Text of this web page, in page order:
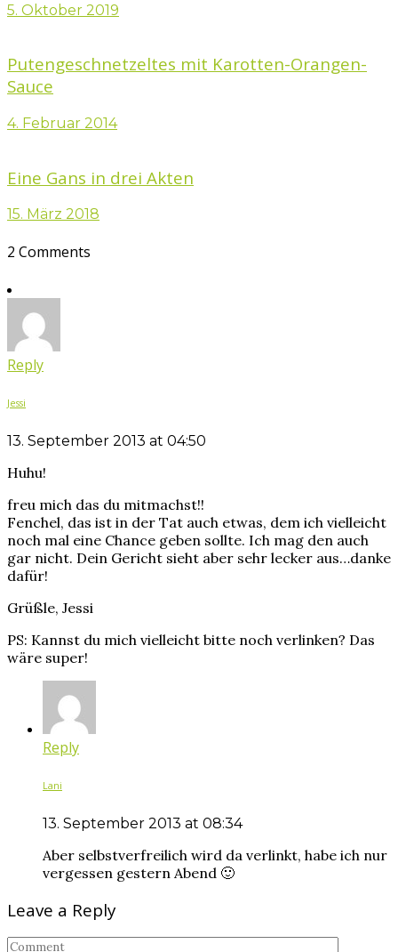
5. Oktober 2019
Putengeschnetzeltes mit Karotten-Orangen-
Sauce
4. Februar 2014
Eine Gans in drei Akten
15. März 2018
2 Comments
Reply
Jessi
13. September 2013 at 04:50
Huhu!
freu mich das du mitmachst!!
Fenchel, das ist in der Tat auch etwas, dem ich vielleicht
noch mal eine Chance geben sollte. Ich mag den auch
gar nicht. Dein Gericht sieht aber sehr lecker aus…danke
dafür!
Grüßle, Jessi
PS: Kannst du mich vielleicht bitte noch verlinken? Das
wäre super!
Reply
Lani
13. September 2013 at 08:34
Aber selbstverfreilich wird da verlinkt, habe ich nur
vergessen gestern Abend 🙂
Leave a Reply